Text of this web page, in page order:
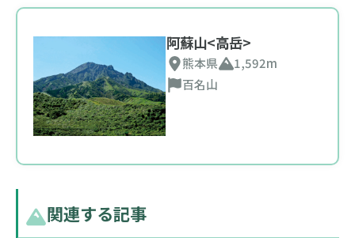
阿蘇山<高岳>
熊本県
1,592m
百名山
関連する記事